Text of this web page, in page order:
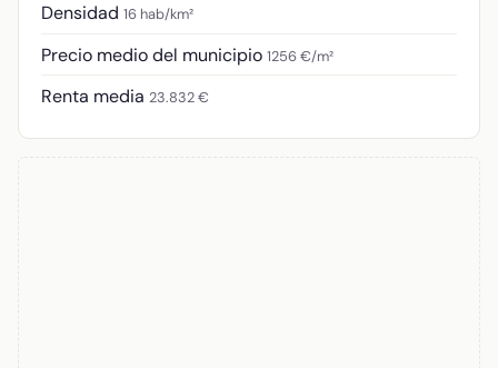
Densidad 16 hab/km²
Precio medio del municipio 1256 €/m²
Renta media 23.832 €